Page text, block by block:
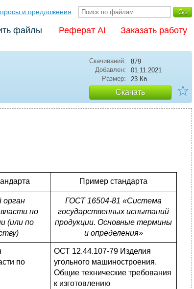
и предложения
файлы Реферат AI Заказать работу
Скачиваний:
879
Добавлен:
01.11.2021
Размер:
23 Кб
Скачать ☆
Пример стандарта
орган
по
(или по
ГОСТ 16504-81 «Система
государственных испытаний
продукции. Основные термины
и определения»
по
ОСТ 12.44.107-79 Изделия
угольного машиностроения.
Общие технические требования
к изготовлению